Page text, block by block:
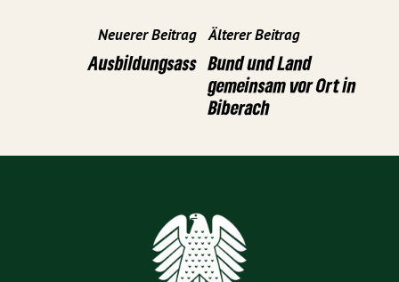
Neuerer Beitrag
Ausbildungsass
Älterer Beitrag
Bund und Land
gemeinsam vor Ort in
Biberach